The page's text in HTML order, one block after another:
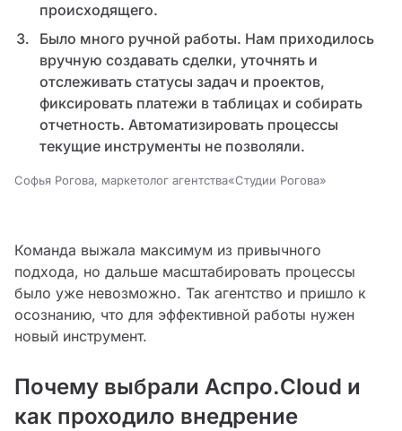
происходящего.
Было много ручной работы. Нам приходилось
вручную создавать сделки, уточнять и
отслеживать статусы задач и проектов,
фиксировать платежи в таблицах и собирать
отчетность. Автоматизировать процессы
текущие инструменты не позволяли.
Софья Рогова, маркетолог агентства«Студии Рогова»
Команда выжала максимум из привычного
подхода, но дальше масштабировать процессы
было уже невозможно. Так агентство и пришло к
осознанию, что для эффективной работы нужен
новый инструмент.
Почему выбрали Аспро.Cloud и
как проходило внедрение